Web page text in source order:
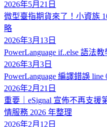
2026年5月21日
微型臺指期貨來了！小資族
略
2026年3月13日
PowerLanguage if..else 語
2026年3月3日
PowerLanguage 編譯錯誤
2026年2月21日
重要｜eSignal 宣佈不再支
情服務 2026 年整理
2026年2月12日